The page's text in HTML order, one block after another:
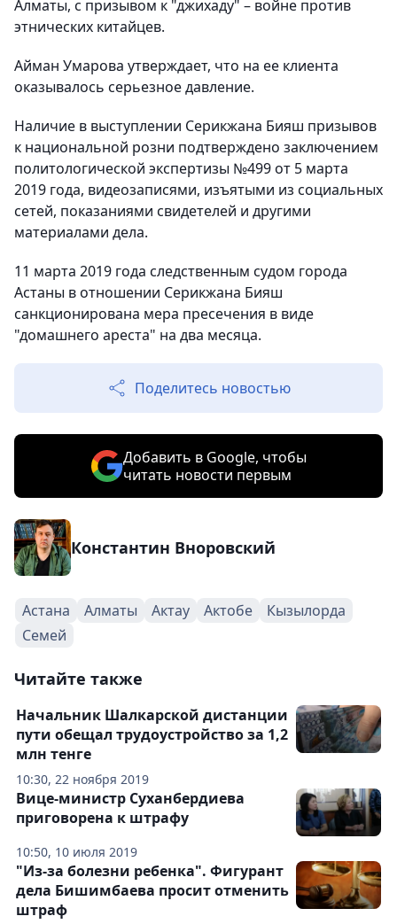
Алматы, с призывом к "джихаду" – войне против
этнических китайцев.
Айман Умарова утверждает, что на ее клиента
оказывалось серьезное давление.
Наличие в выступлении Серикжана Бияш призывов
к национальной розни подтверждено заключением
политологической экспертизы №499 от 5 марта
2019 года, видеозаписями, изъятыми из социальных
сетей, показаниями свидетелей и другими
материалами дела.
11 марта 2019 года следственным судом города
Астаны в отношении Серикжана Бияш
санкционирована мера пресечения в виде
"домашнего ареста" на два месяца.
Поделитесь новостью
Добавить в Google, чтобы
читать новости первым
Константин Вноровский
Астана Алматы Актау Актобе
Кызылорда
Семей
Читайте также
10:30, 22 ноября 2019
Начальник Шалкарской дистанции
пути обещал трудоустройство за 1,2
млн тенге
10:50, 10 июля 2019
Вице-министр Суханбердиева
приговорена к штрафу
"Из-за болезни ребенка". Фигурант
дела Бишимбаева просит отменить
штраф